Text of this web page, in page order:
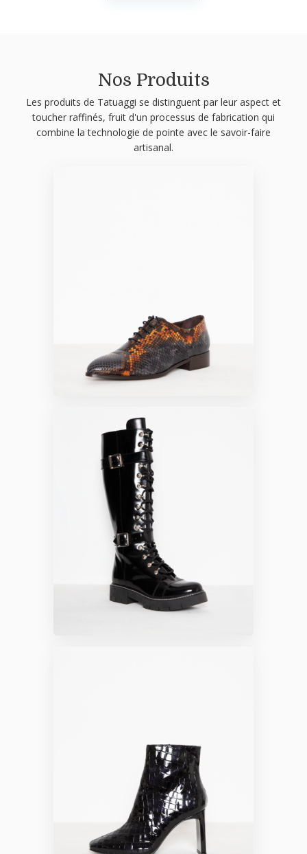
Nos Produits
Les produits de Tatuaggi se distinguent par leur aspect et
toucher raffinés, fruit d'un processus de fabrication qui
combine la technologie de pointe avec le savoir-faire
artisanal.